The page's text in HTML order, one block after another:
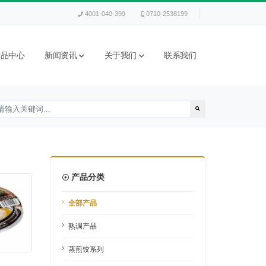
4001-040-399 0710-2538199
中心 新闻资讯 关于我们 联系我们
产品分类
全部产品
熟调产品
蒸煎饺系列